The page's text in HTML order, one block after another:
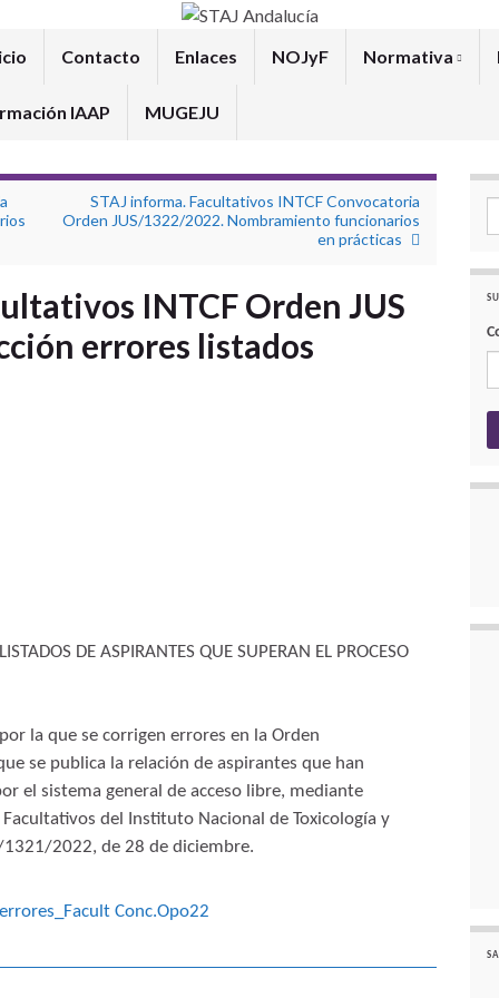
Contacto Enlaces NOJyF Normativa
IAAP MUGEJU
STAJ informa. Facultativos INTCF Convocatoria
Orden JUS/1322/2022. Nombramiento funcionarios
en prácticas
INTCF Orden JUS
errores listados
DE ASPIRANTES QUE SUPERAN EL PROCESO
la que se corrigen errores en la Orden
se publica la relación de aspirantes que han
el sistema general de acceso libre, mediante
del Instituto Nacional de Toxicología y
1321/2022, de 28 de diciembre.
Conc.Opo22